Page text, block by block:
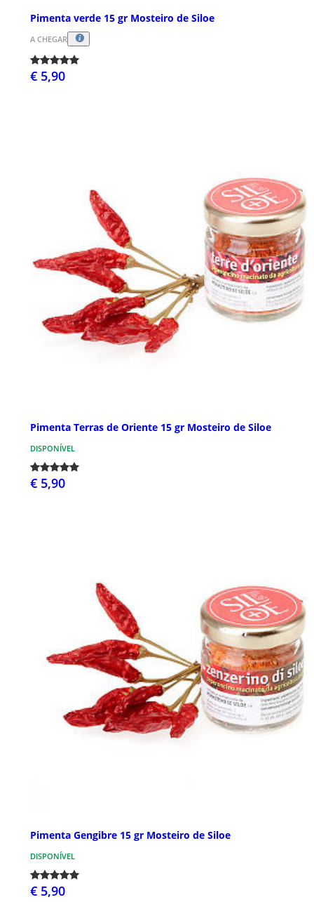
Pimenta verde 15 gr Mosteiro de Siloe
A CHEGAR
€ 5,90
Pimenta Terras de Oriente 15 gr Mosteiro de Siloe
DISPONÍVEL
€ 5,90
Pimenta Gengibre 15 gr Mosteiro de Siloe
DISPONÍVEL
€ 5,90